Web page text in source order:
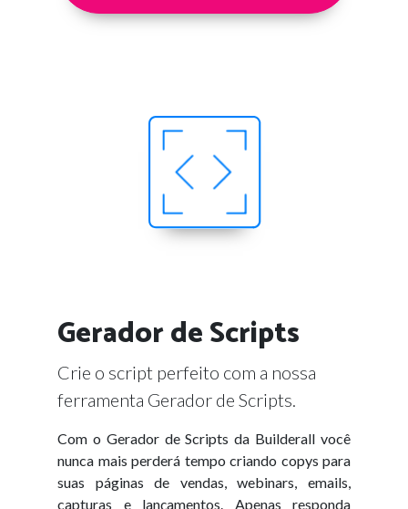
Gerador de Scripts
Crie o script perfeito com a nossa
ferramenta Gerador de Scripts.
Com o Gerador de Scripts da Builderall você
nunca mais perderá tempo criando copys para
suas páginas de vendas, webinars, emails,
capturas e lançamentos. Apenas responda